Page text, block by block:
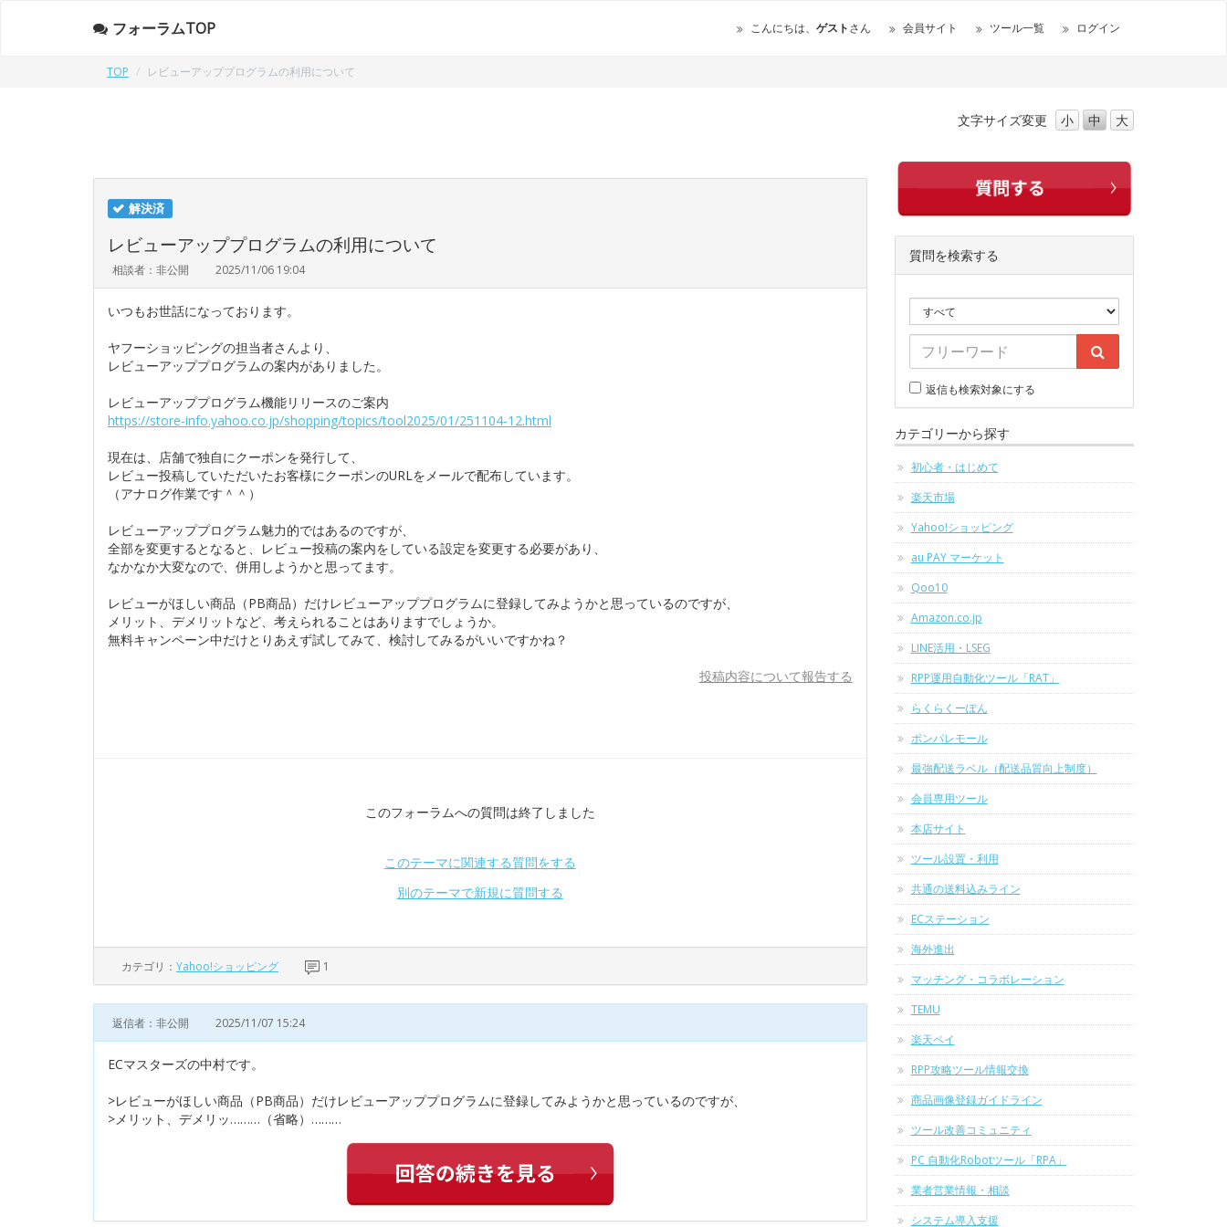
フォーラムTOP こんにちは、 ゲストさん 会員サイト ツール一覧 ログイン
TOP レビューアッププログラムの利用について
文字サイズ変更 小 中 大
解決済
レビューアッププログラムの利用について
相談者：非公開 2025/11/06 19:04
いつもお世話になっております。
ヤフーショッピングの担当者さんより、
レビューアッププログラムの案内がありました。
レビューアッププログラム機能リリースのご案内
https://store-info.yahoo.co.jp/shopping/topics/tool2025/01/251104-12.html
現在は、店舗で独自にクーポンを発行して、
レビュー投稿していただいたお客様にクーポンのURLをメールで配布しています。
（アナログ作業です＾＾）
レビューアッププログラム魅力的ではあるのですが、
全部を変更するとなると、レビュー投稿の案内をしている設定を変更する必要があり、
なかなか大変なので、併用しようかと思ってます。
レビューがほしい商品（PB商品）だけレビューアッププログラムに登録してみようかと思っているのですが、
メリット、デメリットなど、考えられることはありますでしょうか。
無料キャンペーン中だけとりあえず試してみて、検討してみるがいいですかね？
投稿内容について報告する
このフォーラムへの質問は終了しました
このテーマに関連する質問をする
別のテーマで新規に質問する
カテゴリ： Yahoo!ショッピング 1
返信者：非公開 2025/11/07 15:24
ECマスターズの中村です。
>レビューがほしい商品（PB商品）だけレビューアッププログラムに登録してみようかと思っているのですが、
>メリット、デメリッ………（省略）………
質問を検索する
返信も検索対象にする
カテゴリーから探す
初心者・はじめて
楽天市場
Yahoo!ショッピング
au PAY マーケット
Qoo10
Amazon.co.jp
LINE活用・LSEG
RPP運用自動化ツール「RAT」
らくらくーぽん
ポンパレモール
最強配送ラベル（配送品質向上制度）
会員専用ツール
本店サイト
ツール設置・利用
共通の送料込みライン
ECステーション
海外進出
マッチング・コラボレーション
TEMU
楽天ペイ
RPP攻略ツール情報交換
商品画像登録ガイドライン
ツール改善コミュニティ
PC 自動化Robotツール「RPA」
業者営業情報・相談
システム導入支援